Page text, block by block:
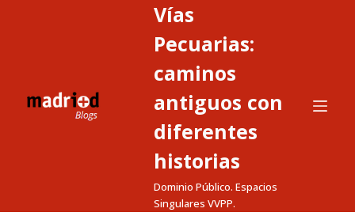
Vías
Pecuarias:
caminos
antiguos con
diferentes
historias
Dominio Público. Espacios
Singulares VVPP.